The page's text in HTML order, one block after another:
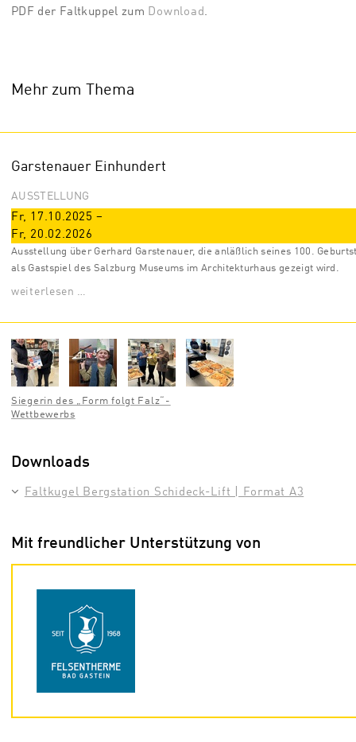
PDF der Faltkuppel zum Download .
Mehr zum Thema
Garstenauer Einhundert
AUSSTELLUNG
Fr, 17.10.2025 –
Fr, 20.02.2026
Ausstellung über Gerhard Garstenauer, die anläßlich seines 100.
als Gastspiel des Salzburg Museums im Architekturhaus gezeigt wird.
weiterlesen …
Siegerin des „Form folgt Falz“-
Wettbewerbs
Downloads
Faltkugel Bergstation Schideck-Lift | Format A3
Mit freundlicher Unterstützung von